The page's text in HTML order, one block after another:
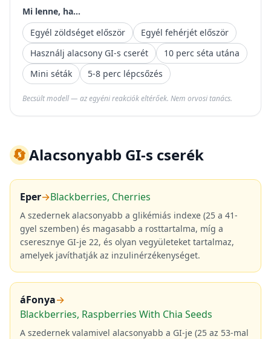
Mi lenne, ha...
Egyél zöldséget először
Egyél fehérjét először
Használj alacsony GI-s cserét
10 perc séta utána
Mini séták
5-8 perc lépcsőzés
Becsült modell — az egyéni reakciók eltérőek. Nem orvosi tanács.
🔄Alacsonyabb GI-s cserék
Eper→Blackberries, Cherries
A szedernek alacsonyabb a glikémiás indexe (25 a 41-
gyel szemben) és magasabb a rosttartalma, míg a
cseresznye GI-je 22, és olyan vegyületeket tartalmaz,
amelyek javíthatják az inzulinérzékenységet.
áFonya→
Blackberries, Raspberries With Chia Seeds
A szedernek valamivel alacsonyabb a GI-je (25 az 53-mal